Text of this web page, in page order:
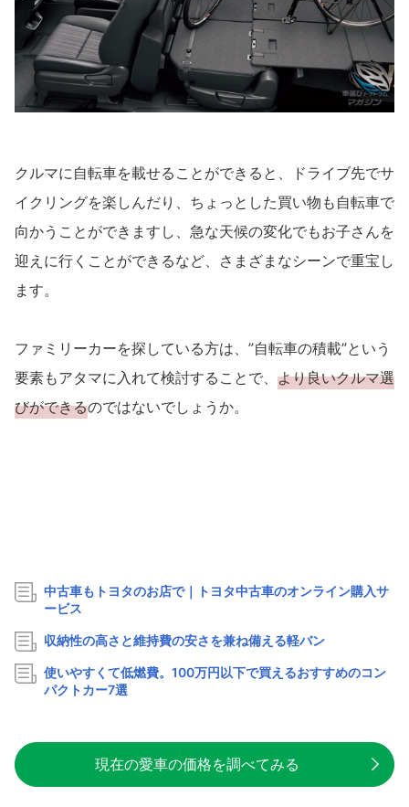
クルマに自転車を載せることができると、ドライブ先でサ
イクリングを楽しんだり、ちょっとした買い物も自転車で
向かうことができますし、急な天候の変化でもお子さんを
迎えに行くことができるなど、さまざまなシーンで重宝し
ます。
ファミリーカーを探している方は、”自転車の積載”という
要素もアタマに入れて検討することで、 より良いクルマ選
びができるのではないでしょうか。
中古車もトヨタのお店で｜トヨタ中古車のオンライン購入サ
ービス
収納性の高さと維持費の安さを兼ね備える軽バン
使いやすくて低燃費。100万円以下で買えるおすすめのコン
パクトカー7選
現在の愛車の価格を調べてみる